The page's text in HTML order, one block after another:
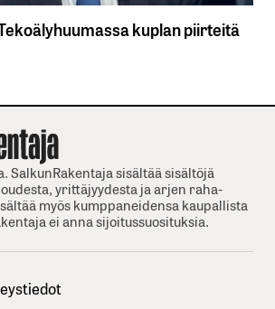
kuplan piirteitä
SalkunRakentaja sisältää sisältöjä
yrittäjyydesta ja arjen raha-
myös kumppaneidensa kaupallista
ei anna sijoitussuosituksia.